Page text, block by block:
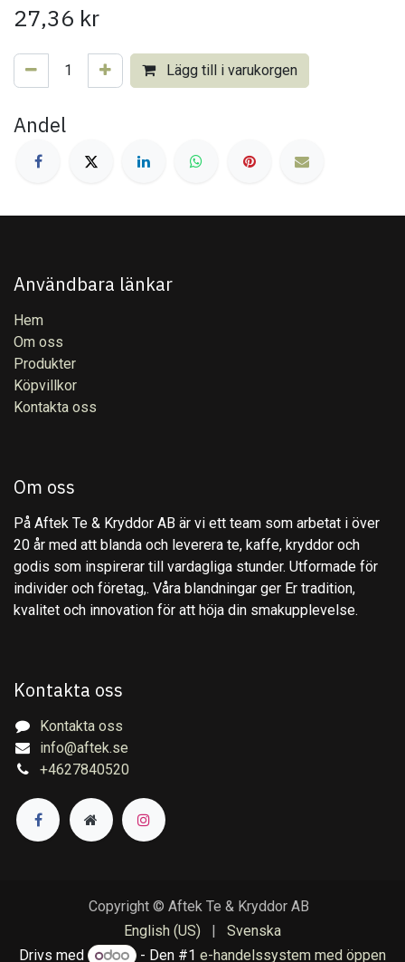
27,36 kr
Lägg till i varukorgen
Andel
Användbara länkar
Hem
Om oss
Produkter
Köpvillkor
Kontakta oss
Om oss
På Aftek Te & Kryddor AB är vi ett team som arbetat i över
20 år med att blanda och leverera te, kaffe, kryddor och
godis som inspirerar till vardagliga stunder. Utformade för
individer och företag,. Våra blandningar ger Er tradition,
kvalitet och innovation för att höja din smakupplevelse.
Kontakta oss
Kontakta oss
info@aftek.se
+4627840520
Copyright © Aftek Te & Kryddor AB
English (US)
|
Svenska
Drivs med
- Den #1e-handelssystem med öppen